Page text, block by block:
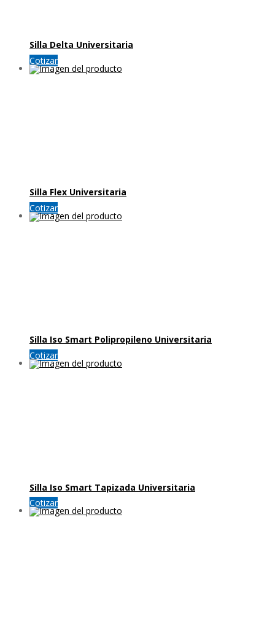
Silla Delta Universitaria
Cotizar
Silla Flex Universitaria
Cotizar
Silla Iso Smart Polipropileno Universitaria
Cotizar
Silla Iso Smart Tapizada Universitaria
Cotizar